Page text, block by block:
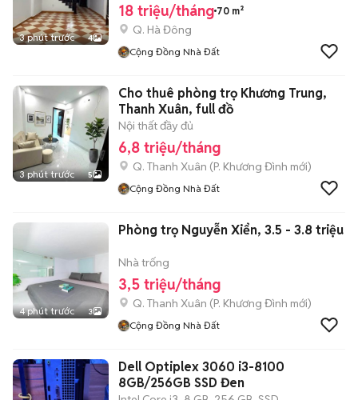
3 phút trước 4
18 triệu/tháng 70 m²
Q. Hà Đông
Cộng Đồng Nhà Đất
3 phút trước 5
Cho thuê phòng trọ Khương Trung,
Thanh Xuân, full đồ
Nội thất đầy đủ
6,8 triệu/tháng
Q. Thanh Xuân (P. Khương Đình mới)
Cộng Đồng Nhà Đất
4 phút trước 3
Phòng trọ Nguyễn Xiển, 3.5 - 3.8 triệu
Nhà trống
3,5 triệu/tháng
Q. Thanh Xuân (P. Khương Đình mới)
Cộng Đồng Nhà Đất
Dell Optiplex 3060 i3-8100
8GB/256GB SSD Đen